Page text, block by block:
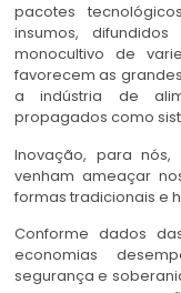
pacotes
insumos,
monocultivo de
favorecem as
a indústria de
propagados como
Inovação, para
venham ameaçar
formas tradicionais e
Conforme dados
economias
segurança e